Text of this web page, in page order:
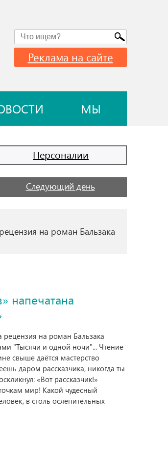
Реклама на сайте
МЫ
Персоналии
Следующий день
на роман Бальзака
напечатана
рецензия на роман Бальзака
"Тысячи и одной ночи"... Чтение
свыше даётся мастерство
даром рассказчика, никогда ты
«Вот рассказчик!»
мир! Какой чудесный
в столь ослепительных